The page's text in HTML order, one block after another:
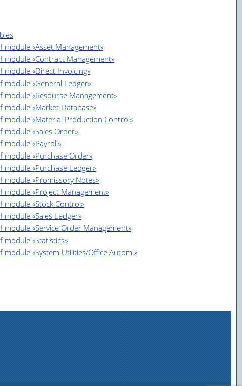
«Asset Management»
«Contract Management»
«Direct Invoicing»
«General Ledger»
«Resourse Management»
«Market Database»
module «Material Production Control»
«Sales Order»
«Payroll»
«Purchase Order»
«Purchase Ledger»
«Promissory Notes»
«Project Management»
«Stock Control»
«Sales Ledger»
«Service Order Management»
«Statistics»
«System Utilities/Office Autom.»